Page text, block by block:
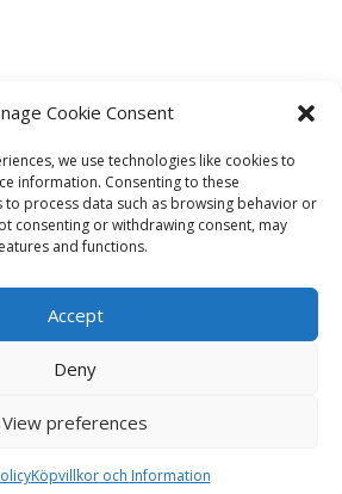
Cookie Consent
we use technologies like cookies to
information. Consenting to these
to process data such as browsing behavior or
consenting or withdrawing consent, may
and functions.
Accept
Deny
View preferences
Köpvillkor och Information
Tjärhovsgatan 5, Skellefteå, Öppet
se Instagram för information.